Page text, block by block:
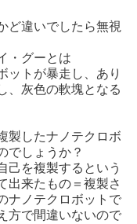
ど違いでしたら無視
・グーとは
ットが暴走し、あり
、灰色の軟塊となる
製したナノテクロボ
でしょうか？
己を複製するという
出来たもの＝複製さ
ナノテクロボットで
方で間違いないので